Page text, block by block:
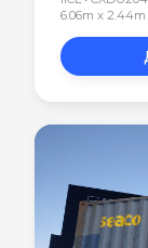
6.06m x 2.44m